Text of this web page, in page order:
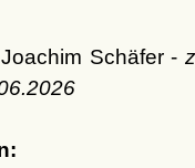
Joachim Schäfer -